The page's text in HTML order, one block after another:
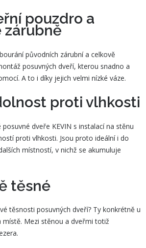
pouzdro a
zárubně
původních zárubní a celkově
posuvných dveří, kterou snadno a
A to i díky jejich velmi nízké váze.
proti vlhkosti
dveře KEVIN s instalací na stěnu
proti vlhkosti. Jsou proto ideální i do
místností, v nichž se akumuluje
těsné
těsnosti posuvných dveří? Ty konkrétně u
místě. Mezi stěnou a dveřmi totiž